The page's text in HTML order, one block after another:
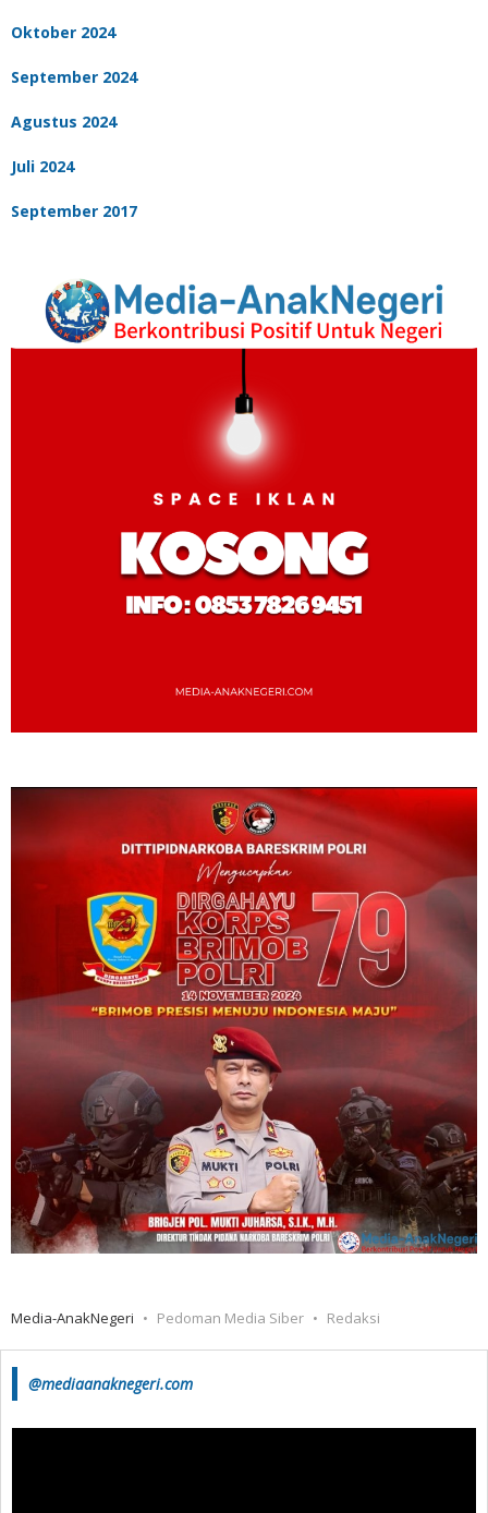
Oktober 2024
September 2024
Agustus 2024
Juli 2024
September 2017
Media-AnakNegeri Pedoman Media Siber Redaksi
@mediaanaknegeri.com